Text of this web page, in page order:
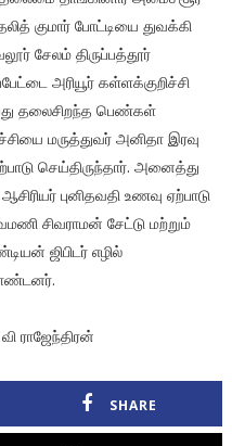
குமார் போட்டியை துவக்கி
சேலம் திருப்பத்தூர்
அரியூர் கள்ளக்குறிச்சி
தலைசிறந்த பெண்கள்
மருத்துவர் அனிதா இரவு
செய்திருந்தார். அனைத்து
புனிதவதி உணவு ஏற்பாடு
சிவராமன் சேட்டு மற்றும்
ஜிபிடர் எழில்
ராஜேந்திரன்
SHARE